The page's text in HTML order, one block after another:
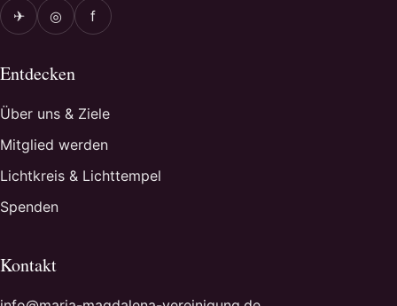
✈ ◎ f
Entdecken
Über uns & Ziele
Mitglied werden
Lichtkreis & Lichttempel
Spenden
Kontakt